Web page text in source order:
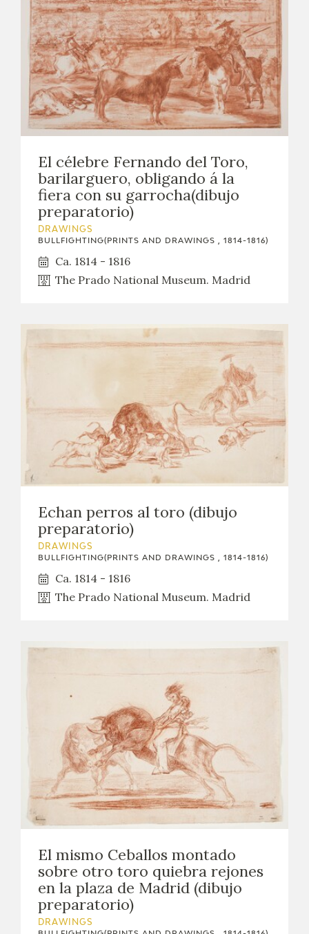
El célebre Fernando del Toro,
barilarguero, obligando á la
fiera con su garrocha(dibujo
preparatorio)
DRAWINGS
BULLFIGHTING(PRINTS AND DRAWINGS , 1814-1816)
Ca. 1814 - 1816
The Prado National Museum. Madrid
Echan perros al toro (dibujo
preparatorio)
DRAWINGS
BULLFIGHTING(PRINTS AND DRAWINGS , 1814-1816)
Ca. 1814 - 1816
The Prado National Museum. Madrid
El mismo Ceballos montado
sobre otro toro quiebra rejones
en la plaza de Madrid (dibujo
preparatorio)
DRAWINGS